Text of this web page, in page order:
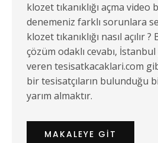
klozet tıkanıklığı açma
denemeniz farklı sorunlara
klozet tıkanıklığı nasıl açılır
çözüm odaklı cevabı,
veren tesisatkacaklari.com
bir tesisatçıların bulunduğu
yarım almaktır.
MAKALEYE GIT